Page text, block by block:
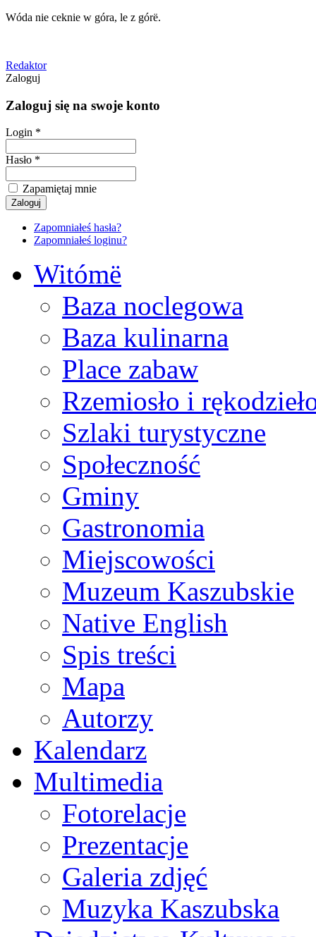
Wóda nie ceknie w góra, le z górë.
Redaktor
Zaloguj
Zaloguj się na swoje konto
Login *
Hasło *
Zapamiętaj mnie
Zapomniałeś hasła?
Zapomniałeś loginu?
Witómë
Baza noclegowa
Baza kulinarna
Place zabaw
Rzemiosło i
Szlaki turystyczne
Społeczność
Gminy
Gastronomia
Miejscowości
Muzeum Kaszubskie
Native English
Spis treści
Mapa
Autorzy
Kalendarz
Multimedia
Fotorelacje
Prezentacje
Galeria zdjęć
Muzyka Kaszubska